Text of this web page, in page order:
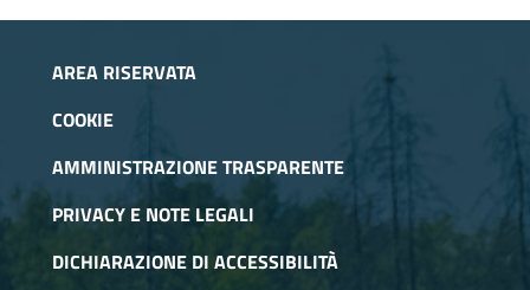
AREA RISERVATA
COOKIE
AMMINISTRAZIONE TRASPARENTE
PRIVACY E NOTE LEGALI
DICHIARAZIONE DI ACCESSIBILITÀ